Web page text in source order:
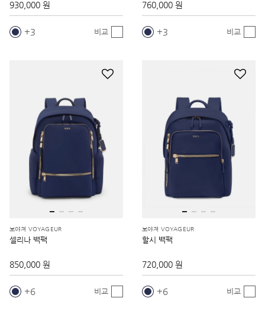
930,000 원
3 비교
760,000 원
3 비교
보야져 VOYAGEUR
셀리나 백팩
850,000 원
6 비교
보야져 VOYAGEUR
할시 백팩
720,000 원
6 비교